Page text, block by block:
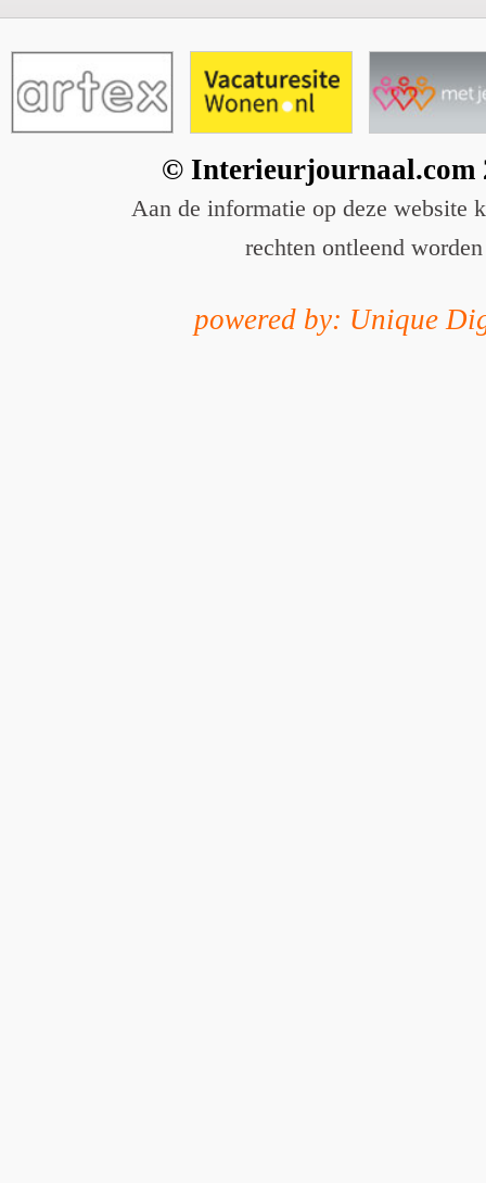
© Interieurjournaal.com
Aan de informatie op deze website
rechten ontleend worden
powered by: Unique